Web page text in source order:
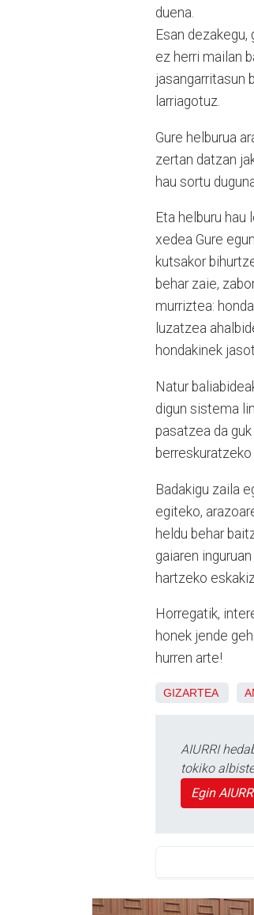
duena.
Esan
ez herri mailan
jasangarritasun
larriagotuz.
Gure helburua
zertan datzan
hau sortu
Eta helburu
xedea Gure
kutsakor
behar zaie,
murriztea:
luzatzea
hondakinek
Natur
digun sistema
pasatzea da
Badakigu zaila
egiteko,
heldu behar
gaiaren
hartzeko
Horregatik,
honek jende
hurren arte!
GIZARTEA
AIURRI
tokiko
Egin